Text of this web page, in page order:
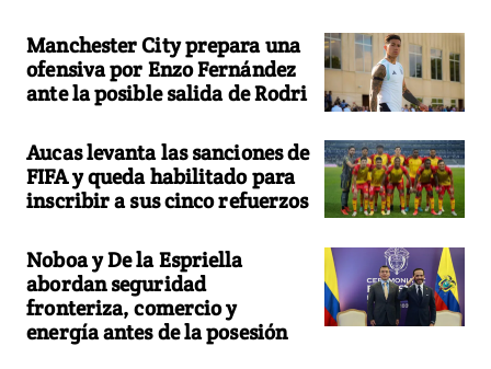
Manchester City prepara una
ofensiva por Enzo Fernández
ante la posible salida de Rodri
Aucas levanta las sanciones de
FIFA y queda habilitado para
inscribir a sus cinco refuerzos
Noboa y De la Espriella
abordan seguridad
fronteriza, comercio y
energía antes de la posesión